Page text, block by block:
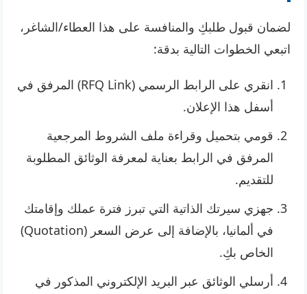
لضمان قبول طلبكِ والمنافسة على هذا العطاء/الشاغر،
اتبعي الخطوات التالية بدقة:
انقري على الرابط الرسمي (RFQ Link) المرفق في
أسفل هذا الإعلان.
قومي بتحميل وقراءة ملف الشروط المرجعية
المرفق في الرابط بعناية لمعرفة الوثائق المطلوبة
للتقديم.
جهزي سيرتك الذاتية التي تبرز فترة عملك وإقامتك
في ألمانيا، بالإضافة إلى عرض السعر (Quotation)
الخاص بكِ.
أرسلي الوثائق عبر البريد الإلكتروني المذكور في